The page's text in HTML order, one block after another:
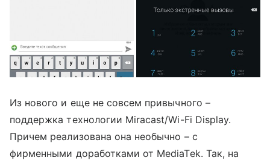
Из нового и еще не совсем привычного –
поддержка технологии Miracast/Wi-Fi Display.
Причем реализована она необычно – с
фирменными доработками от MediaTek. Так, на